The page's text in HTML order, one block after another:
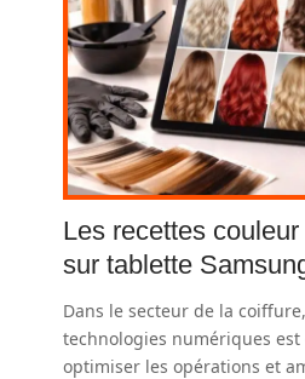
Les recettes
sur tablette
Dans le secteur de la
technologies numériques
optimiser les opérations et